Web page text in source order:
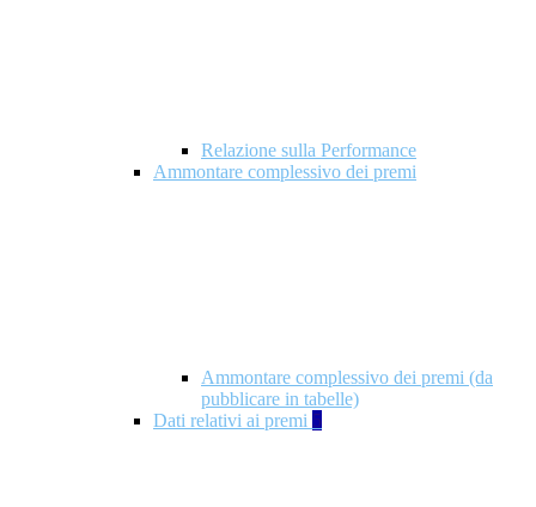
Relazione sulla Performance
Ammontare complessivo dei premi
Ammontare complessivo dei premi (da
pubblicare in tabelle)
Dati relativi ai premi 5